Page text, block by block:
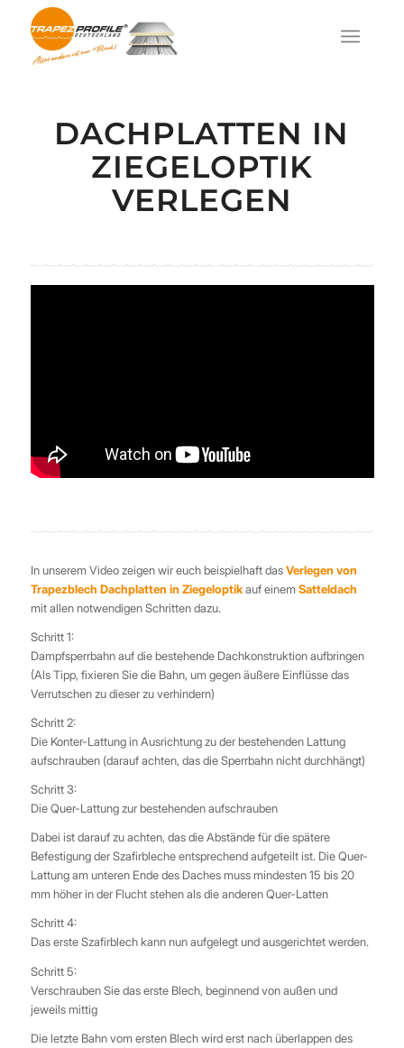
DACHPLATTEN IN
ZIEGELOPTIK
VERLEGEN
In unserem Video zeigen wir euch beispielhaft dasVerlegen von
Trapezblech Dachplatten in Ziegeloptikauf einemSatteldach
mit allen notwendigen Schritten dazu.
Schritt 1:
Dampfsperrbahn auf die bestehende Dachkonstruktion aufbringen
(Als Tipp, fixieren Sie die Bahn, um gegen äußere Einflüsse das
Verrutschen zu dieser zu verhindern)
Schritt 2:
Die Konter-Lattung in Ausrichtung zu der bestehenden Lattung
aufschrauben (darauf achten, das die Sperrbahn nicht durchhängt)
Schritt 3:
Die Quer-Lattung zur bestehenden aufschrauben
Dabei ist darauf zu achten, das die Abstände für die spätere
Befestigung der Szafirbleche entsprechend aufgeteilt ist. Die Quer-
Lattung am unteren Ende des Daches muss mindesten 15 bis 20
mm höher in der Flucht stehen als die anderen Quer-Latten
Schritt 4:
Das erste Szafirblech kann nun aufgelegt und ausgerichtet werden.
Schritt 5:
Verschrauben Sie das erste Blech, beginnend von außen und
jeweils mittig
Die letzte Bahn vom ersten Blech wird erst nach überlappen des